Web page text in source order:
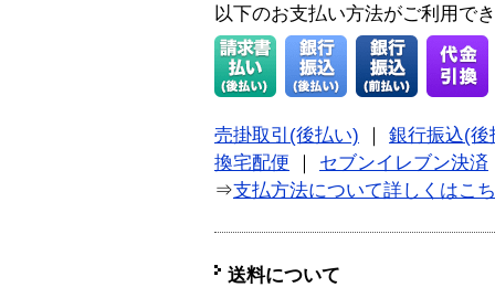
以下のお支払い方法がご利用で
売掛取引(後払い)
銀行振込(後
換宅配便
セブンイレブン決済
⇒支払方法について詳しくはこ
送料について